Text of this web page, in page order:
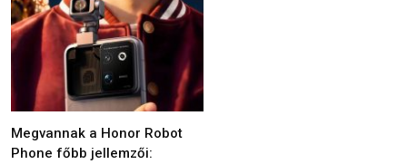
Megvannak a Honor Robot
Phone főbb jellemzői: